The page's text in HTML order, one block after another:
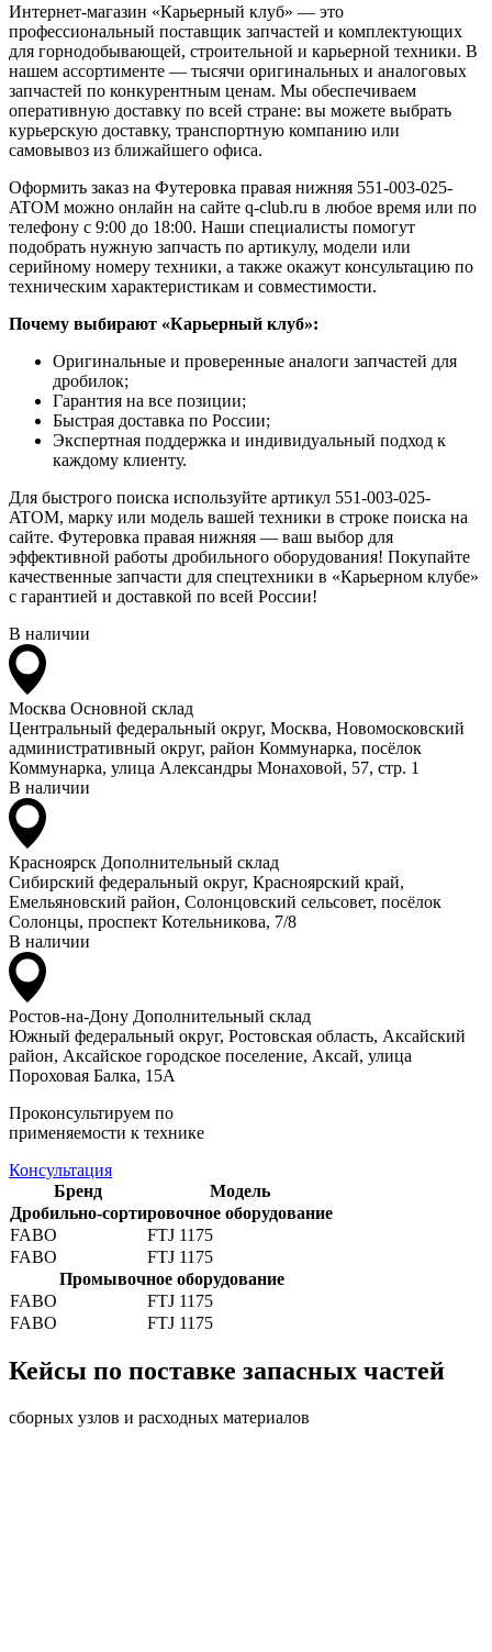
Интернет-магазин «Карьерный клуб» — это
профессиональный поставщик запчастей и комплектующих
для горнодобывающей, строительной и карьерной техники. В
нашем ассортименте — тысячи оригинальных и аналоговых
запчастей по конкурентным ценам. Мы обеспечиваем
оперативную доставку по всей стране: вы можете выбрать
курьерскую доставку, транспортную компанию или
самовывоз из ближайшего офиса.
Оформить заказ на Футеровка правая нижняя 551-003-025-
ATOM можно онлайн на сайте q-club.ru в любое время или по
телефону с 9:00 до 18:00. Наши специалисты помогут
подобрать нужную запчасть по артикулу, модели или
серийному номеру техники, а также окажут консультацию по
техническим характеристикам и совместимости.
Почему выбирают «Карьерный клуб»:
Оригинальные и проверенные аналоги запчастей для
дробилок;
Гарантия на все позиции;
Быстрая доставка по России;
Экспертная поддержка и индивидуальный подход к
каждому клиенту.
Для быстрого поиска используйте артикул 551-003-025-
ATOM, марку или модель вашей техники в строке поиска на
сайте. Футеровка правая нижняя — ваш выбор для
эффективной работы дробильного оборудования! Покупайте
качественные запчасти для спецтехники в «Карьерном клубе»
с гарантией и доставкой по всей России!
В наличии
Москва Основной склад
Центральный федеральный округ, Москва, Новомосковский
административный округ, район Коммунарка, посёлок
Коммунарка, улица Александры Монаховой, 57, стр. 1
В наличии
Красноярск Дополнительный склад
Сибирский федеральный округ, Красноярский край,
Емельяновский район, Солонцовский сельсовет, посёлок
Солонцы, проспект Котельникова, 7/8
В наличии
Ростов-на-Дону Дополнительный склад
Южный федеральный округ, Ростовская область, Аксайский
район, Аксайское городское поселение, Аксай, улица
Пороховая Балка, 15А
Проконсультируем по
применяемости к технике
Консультация
Бренд
Модель
Дробильно-сортировочное оборудование
FABO
FTJ 1175
FABO
FTJ 1175
Промывочное оборудование
FABO
FTJ 1175
FABO
FTJ 1175
Кейсы по поставке запасных частей
сборных узлов и расходных материалов